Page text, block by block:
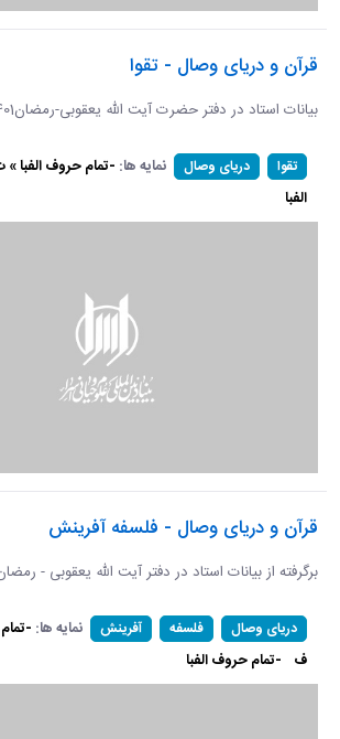
قرآن و دریای وصال - تقوا
بیانات استاد در دفتر حضرت آیت الله یعقوبی-رمضان1401
تقوا دریای وصال نمایه ها: -تمام حروف الفبا
الفبا
قرآن و دریای وصال - فلسفه آفرینش
برگرفته از بیانات استاد در دفتر آیت الله یعقوبی - رمضان
دریای وصال فلسفه آفرینش نمایه ها: -
ف -تمام حروف الفبا